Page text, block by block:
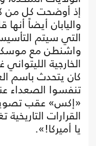
إذ أوضحت كل من
واليابان أيضاً
التي سيتم
واشنطن مع
الخارجية
كان يتحدث باسم
تنفسوا الصعداء
«إكس» عقب
القرارات
يا أميركا!».